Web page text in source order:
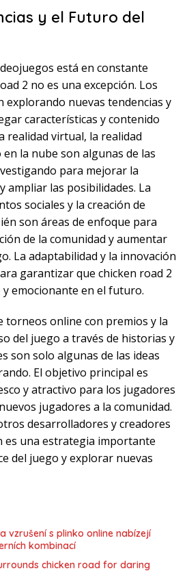
y el Futuro del
está en constante
2 no es una excepción. Los
explorando nuevas tendencias y
características y contenido
realidad virtual, la realidad
la nube son algunas de las
para mejorar la
ampliar las posibilidades. La
sociales y la creación de
son áreas de enfoque para
de la comunidad y aumentar
La adaptabilidad y la innovación
garantizar que chicken road 2
emocionante en el futuro.
torneos online con premios y la
del juego a través de historias y
son solo algunas de las ideas
El objetivo principal es
y atractivo para los jugadores
jugadores a la comunidad.
desarrolladores y creadores
es una estrategia importante
del juego y explorar nuevas
vzrušení s plinko online nabízejí
kombinací
chicken road for daring